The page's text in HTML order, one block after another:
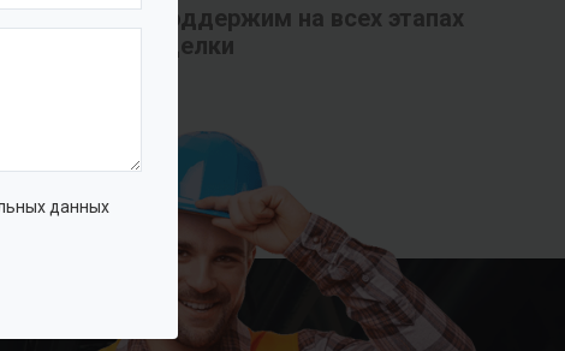
данных
Поддержим на всех этапах
сделки